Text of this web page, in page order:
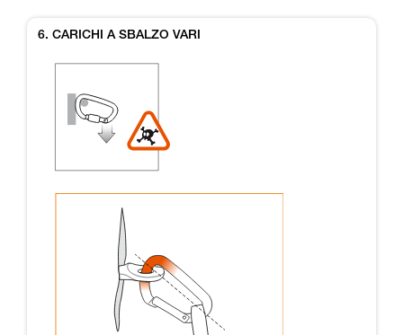
6. CARICHI A SBALZO VARI